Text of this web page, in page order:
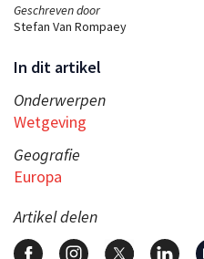
Geschreven door
Stefan Van Rompaey
In dit artikel
Onderwerpen
Wetgeving
Geografie
Europa
Artikel delen